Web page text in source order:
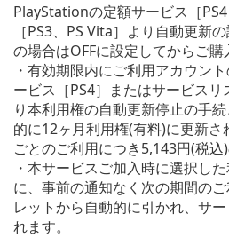
PlayStationの定額サービス［
［PS3、PS Vita］より自動更新
の場合はOFFに設定してからご購
・有効期限内にご利用アカウン
ービス［PS4］またはサービスリ
り本利用権の自動更新停止の手
的に12ヶ月利用権(有料)に更新さ
ごとのご利用につき5,143円(税込
・本サービスご加入時に選択し
に、事前の通知なく次の期間の
レットから自動的に引かれ、サ
れます。